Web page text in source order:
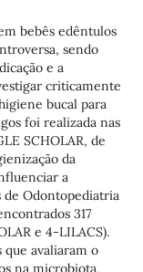
bebês edêntulos
sendo
e a
criticamente
bucal para
foi realizada nas
SCHOLAR, de
da
a
de Odontopediatria
317
e 4-LILACS).
avaliaram o
na microbiota,